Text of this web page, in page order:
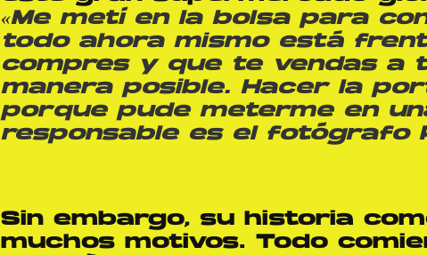
«Me metí en la bolsa para
todo ahora mismo está
compres y que te vendas a
manera posible. Hacer la
porque pude meterme en
responsable es el fotógrafo
Sin embargo, su historia
muchos motivos. Todo